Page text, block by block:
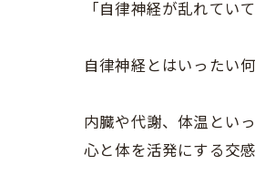
「自律神経が乱れてい
自律神経とはいったい
内臓や代謝、体温とい
心と体を活発にする交